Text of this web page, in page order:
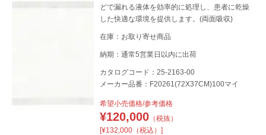
どで漏れる液体を効率的に処理し、患者に乾燥
した快適な環境を提供します。(両面吸収)
在庫：お取り寄せ商品
納期：通常5営業日以内に出荷
カタログコード：25-2163-00
メーカー品番：F20261(72X37CM)100マイ
希望小売価格/参考価格
¥120,000（税抜）
[¥132,000（税込）]